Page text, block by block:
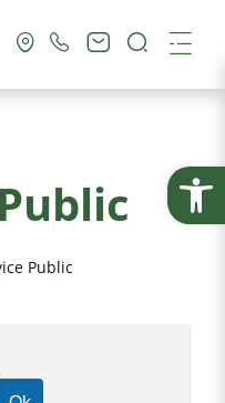
Ouvrir
Public